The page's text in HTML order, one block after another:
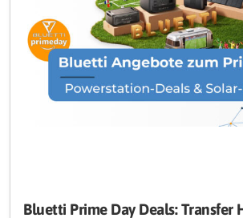
Bluetti Prime Day Deals: Transfer